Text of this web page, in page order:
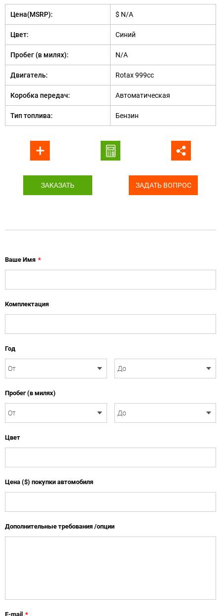
Цена(MSRP): $ N/A
Цвет: Синий
Пробег (в милях): N/A
Двигатель: Rotax 999cc
Коробка передач: Автоматическая
Тип топлива: Бензин
ЗАКАЗАТЬ ЗАДАТЬ ВОПРОС
Ваше Имя *
Комплектация
Год
Пробег (в милях)
Цвет
Цена ($) покупки автомобиля
Дополнительные требования /опции
E-mail *